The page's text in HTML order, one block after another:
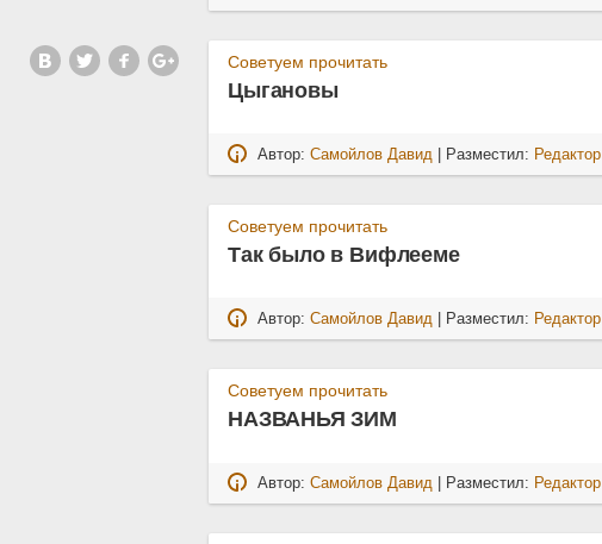
Советуем прочитать
Цыгановы
Автор:Самойлов Давид | Разместил: Редактор
Советуем прочитать
Так было в Вифлееме
Автор:Самойлов Давид | Разместил: Редактор
Советуем прочитать
НАЗВАНЬЯ ЗИМ
Автор:Самойлов Давид | Разместил: Редактор